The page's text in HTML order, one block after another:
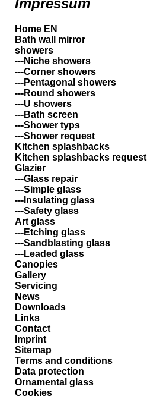
Impressum
Home EN
Bath wall mirror
showers
---Niche showers
---Corner showers
---Pentagonal showers
---Round showers
---U showers
---Bath screen
---Shower typs
---Shower request
Kitchen splashbacks
Kitchen splashbacks request
Glazier
---Glass repair
---Simple glass
---Insulating glass
---Safety glass
Art glass
---Etching glass
---Sandblasting glass
---Leaded glass
Canopies
Gallery
Servicing
News
Downloads
Links
Contact
Imprint
Sitemap
Terms and conditions
Data protection
Ornamental glass
Cookies